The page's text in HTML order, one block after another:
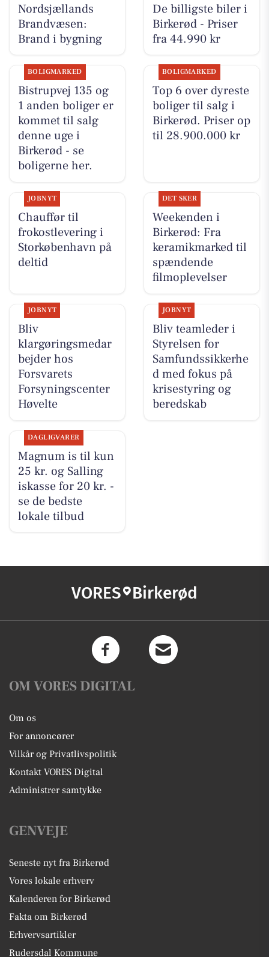
Nordsjællands
Brandvæsen:
Brand i bygning
De billigste biler i
Birkerød - Priser
fra 44.990 kr
BOLIGMARKED
Bistrupvej 135 og
1 anden boliger er
kommet til salg
denne uge i
Birkerød - se
boligerne her.
BOLIGMARKED
Top 6 over dyreste
boliger til salg i
Birkerød. Priser op
til 28.900.000 kr
JOBNYT
Chauffør til
frokostlevering i
Storkøbenhavn på
deltid
DET SKER
Weekenden i
Birkerød: Fra
keramikmarked til
spændende
filmoplevelser
JOBNYT
Bliv
klargøringsmedar
bejder hos
Forsvarets
Forsyningscenter
Høvelte
JOBNYT
Bliv teamleder i
Styrelsen for
Samfundssikkerhe
d med fokus på
krisestyring og
beredskab
DAGLIGVARER
Magnum is til kun
25 kr. og Salling
iskasse for 20 kr. -
se de bedste
lokale tilbud
VORES Birkerød
OM VORES DIGITAL
Om os
For annoncører
Vilkår og Privatlivspolitik
Kontakt VORES Digital
Administrer samtykke
GENVEJE
Seneste nyt fra Birkerød
Vores lokale erhverv
Kalenderen for Birkerød
Fakta om Birkerød
Erhvervsartikler
Rudersdal Kommune